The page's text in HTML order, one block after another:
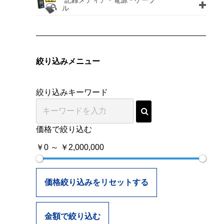
ル
絞り込みメニュー
絞り込みキーワード
価格で絞り込む
￥0 ～ ￥2,000,000
価格絞り込みをリセットする
金額で絞り込む